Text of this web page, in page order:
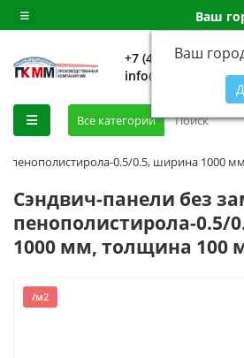
Ваш
Ваш
+7 (499) 648-92-94
Все категории
пенополистирола-0.5/0.5, ширина 1000
Сэндвич-панели без
пенополистирола-0.5/
1000 мм, толщина 100
/м2